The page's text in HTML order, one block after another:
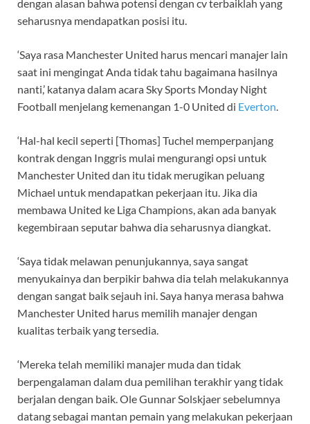
dengan alasan bahwa potensi dengan cv terbaiklah yang
seharusnya mendapatkan posisi itu.
‘Saya rasa Manchester United harus mencari manajer lain
saat ini mengingat Anda tidak tahu bagaimana hasilnya
nanti,’ katanya dalam acara Sky Sports Monday Night
Football menjelang kemenangan 1-0 United di Everton.
‘Hal-hal kecil seperti [Thomas] Tuchel memperpanjang
kontrak dengan Inggris mulai mengurangi opsi untuk
Manchester United dan itu tidak merugikan peluang
Michael untuk mendapatkan pekerjaan itu. Jika dia
membawa United ke Liga Champions, akan ada banyak
kegembiraan seputar bahwa dia seharusnya diangkat.
‘Saya tidak melawan penunjukannya, saya sangat
menyukainya dan berpikir bahwa dia telah melakukannya
dengan sangat baik sejauh ini. Saya hanya merasa bahwa
Manchester United harus memilih manajer dengan
kualitas terbaik yang tersedia.
‘Mereka telah memiliki manajer muda dan tidak
berpengalaman dalam dua pemilihan terakhir yang tidak
berjalan dengan baik. Ole Gunnar Solskjaer sebelumnya
datang sebagai mantan pemain yang melakukan pekerjaan